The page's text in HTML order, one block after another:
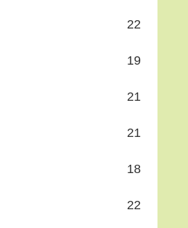
22
19
21
21
18
22